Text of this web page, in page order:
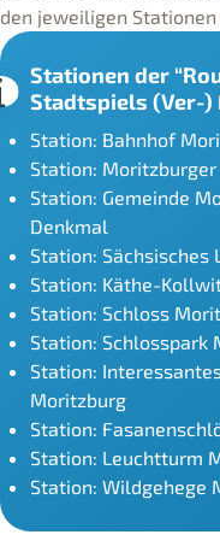
den jeweiligen
Stationen der
Stadtspiels (Ver-)
Station: Bahnhof
Station: Moritzburger
Station: Gemeinde
Denkmal
Station:
Station: Käthe-
Station: Schloss
Station: Schlosspark
Station:
Moritzburg
Station:
Station: Leuchtturm
Station: Wildgehege